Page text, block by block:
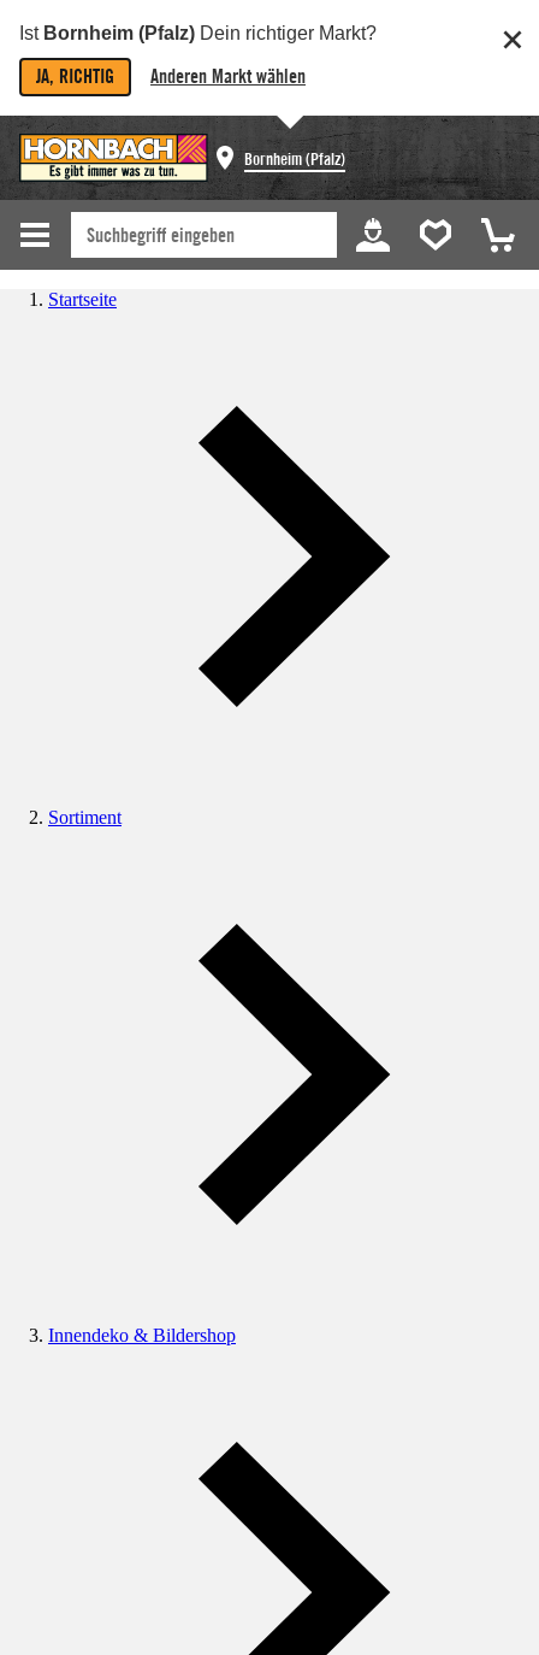
Ist Bornheim (Pfalz) Dein richtiger Markt?
JA, RICHTIG Anderen Markt wählen
Bornheim (Pfalz)
Startseite
Sortiment
Innendeko & Bildershop